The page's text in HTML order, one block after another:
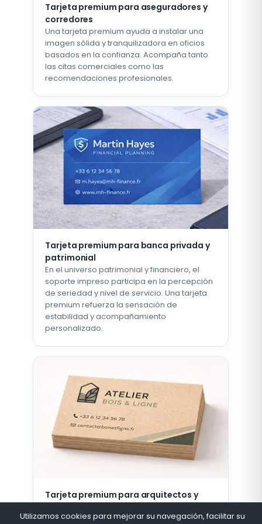
Utilizamos cookies para mejorar su navegación, facilitar su
Tarjeta premium para aseguradores y
corredores
Una tarjeta premium ayuda a instalar una
imagen sólida y tranquilizadora en oficios
basados en la confianza. Acompaña tanto
las citas comerciales como las
recomendaciones profesionales.
Tarjeta premium para banca privada y
patrimonial
En el universo patrimonial y financiero, el
soporte impreso participa en la percepción
de seriedad y nivel de servicio. Una tarjeta
premium refuerza la sensación de
estabilidad y acompañamiento
personalizado.
Tarjeta premium para arquitectos y
Arquitectos, interioristas, ebanistas,